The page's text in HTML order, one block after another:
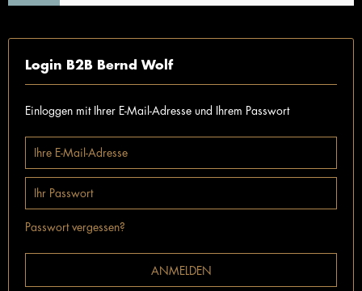
Login B2B Bernd Wolf
Einloggen mit Ihrer E-Mail-Adresse und Ihrem Passwort
Passwort vergessen?
ANMELDEN